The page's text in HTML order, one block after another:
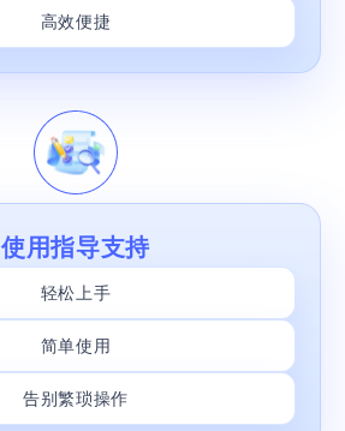
高效便捷
使用指导支持
轻松上手
简单使用
告别繁琐操作